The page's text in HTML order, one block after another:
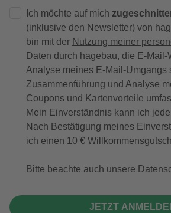
Ich möchte auf mich
(inklusive den Newsletter) von
bin mit der Nutzung meiner
Daten durch hagebau, die E-Mail-
Analyse meines E-Mail-Umgangs
Zusammenführung und Analyse
Coupons und Kartenvorteile
Mein Einverständnis kann ich
Nach Bestätigung meines
ich einen 10 €
Bitte beachte auch unsere
JETZT